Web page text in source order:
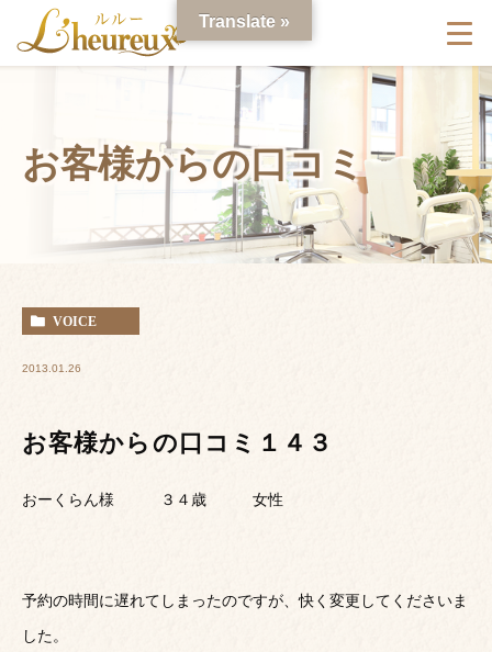
お客様からの口コミ
VOICE
2013.01.26
お客様からの口コミ１４３
おーくらん様 ３４歳 女性
予約の時間に遅れてしまったのですが、快く変更してくださいま
した。
Translate »